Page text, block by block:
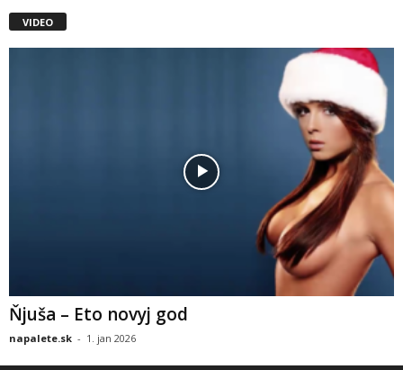
VIDEO
Ňjuša – Eto novyj god
napalete.sk - 1. jan 2026